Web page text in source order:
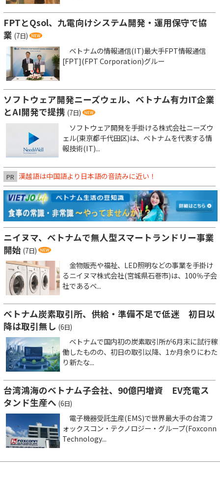
FPTとQsol、九電向けシステム開発・運用保守で協
業 (7日)
ベトナムの情報通信(IT)最大手FPT情報通信
[FPT](FPT Corporation)グルー
ソフトウェア開発ニーズウェル、ベトナム有力IT企業
とAI開発で提携 (7日)
ソフトウェア開発を手掛ける株式会社ニーズウ
ェル(東京都千代田区)は、ベトナムを代表する情
報技術(IT)...
PR 漢越語は中国語より日本語の音読みに近い！
ニイヌマ、ベトナムで無人型スマートランドリー事業
開始 (7日)
金物販売や福祉、LED照明などの事業を手掛け
るニイヌマ株式会社(宮城県石巻市)は、100％子会
社であるベ...
ベトナム炭素取引所、供給・準備不足で低迷 初日以
降は取引無し (6日)
ベトナムで国内初の炭素取引所が6月末に試行稼
働したものの、初日の取引以降、1か月余りにわた
り新たな...
台湾鴻海のベトナム子会社、90億円増資 EV充電ス
タンド生産へ (6日)
電子機器受託生産(EMS)で世界最大手の台湾フ
ォックスコン・テクノロジー・グループ(Foxconn
Technology...